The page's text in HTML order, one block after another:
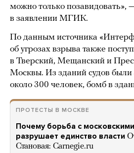
можно только позавидовать»,
в заявлении МГИК.
По данным источника
об угрозах взрыва также
в Тверский, Мещанский и
Москвы. Из зданий судов были
около 300 человек, бомб в
ПРОТЕСТЫ В МОСКВЕ
Почему борьба с
разрушает единство власти
Становая: Carnegie.ru